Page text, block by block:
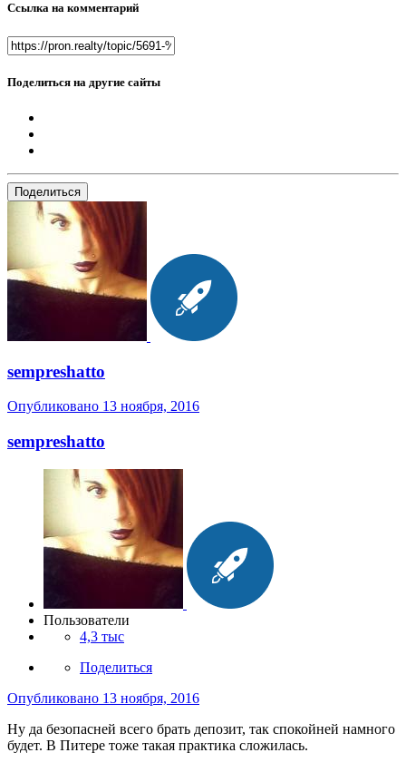
Ссылка на комментарий
Поделиться на другие сайты
Поделиться
sempreshatto
Опубликовано 13 ноября, 2016
sempreshatto
Пользователи
4,3 тыс
Поделиться
Опубликовано 13 ноября, 2016
Ну да безопасней всего брать депозит, так спокойней намного
будет. В Питере тоже такая практика сложилась.